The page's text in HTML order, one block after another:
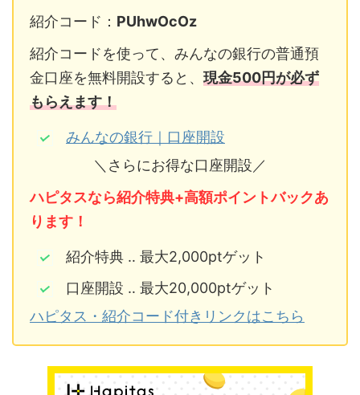
紹介コード： PUhwOcOz
紹介コードを使って、みんなの銀行の普通預
金口座を無料開設すると、 現金500円が必ず
もらえます！
みんなの銀行｜口座開設
＼さらにお得な口座開設／
ハピタスなら紹介特典+高額ポイントバックあ
ります！
紹介特典 ‥ 最大2,000ptゲット
口座開設 ‥ 最大20,000ptゲット
ハピタス・紹介コード付きリンクはこちら